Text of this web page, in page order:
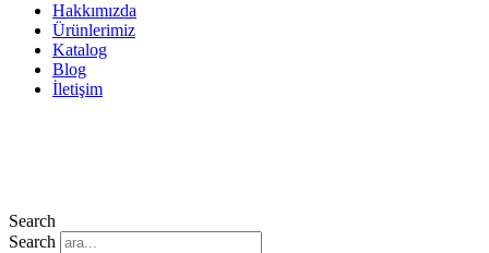
Hakkımızda
Ürünlerimiz
Katalog
Blog
İletişim
Search
Search